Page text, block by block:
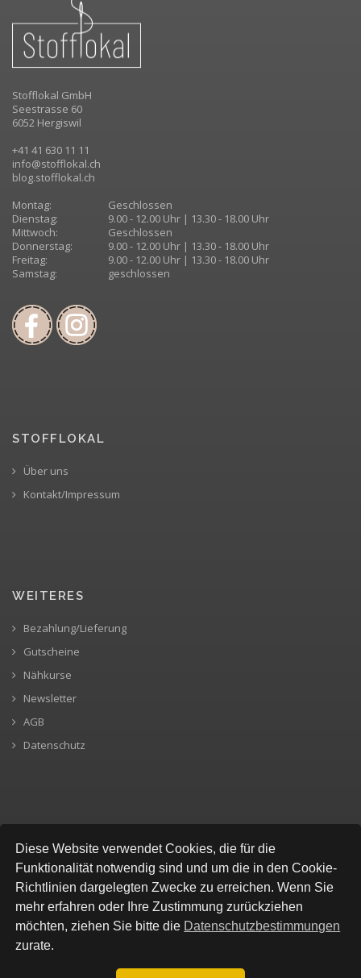
Diese Website verwendet Cookies, die für die
Funktionalität notwendig sind und um die in den Cookie-
Richtlinien dargelegten Zwecke zu erreichen. Wenn Sie
mehr erfahren oder Ihre Zustimmung zurückziehen
möchten, ziehen Sie bitte die Datenschutzbestimmungen
zurate.
Stofflokal GmbH
Seestrasse 60
6052 Hergiswil
+41 41 630 11 11
info@stofflokal.ch
blog.stofflokal.ch
Montag:
Geschlossen
Dienstag:
9.00 - 12.00 Uhr | 13.30 - 18.00 Uhr
Mittwoch:
Geschlossen
Donnerstag:
9.00 - 12.00 Uhr | 13.30 - 18.00 Uhr
Freitag:
9.00 - 12.00 Uhr | 13.30 - 18.00 Uhr
Samstag:
geschlossen
STOFFLOKAL
Über uns
Kontakt/Impressum
WEITERES
Bezahlung/Lieferung
Gutscheine
Nähkurse
Newsletter
AGB
Datenschutz
SICHERE BEZAHLUNG